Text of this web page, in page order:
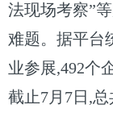
法现场考察”
难题。据平台
业参展,492个
截止7月7日,总